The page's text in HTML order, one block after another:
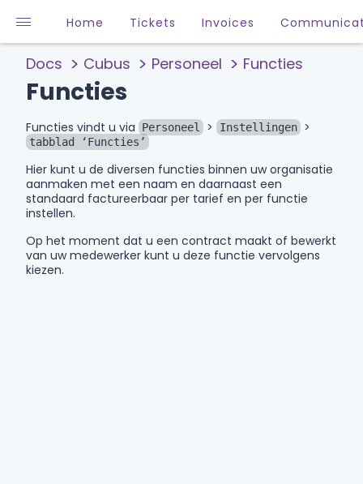
Home Tickets Invoices
Docs Cubus Personeel Functies
Functies
Functies vindt u via Personeel > Instellingen >
tabblad ‘Functies’
Hier kunt u de diversen functies binnen uw organisatie
aanmaken met een naam en daarnaast een
standaard factureerbaar per tarief en per functie
instellen.
Op het moment dat u een contract maakt of bewerkt
van uw medewerker kunt u deze functie vervolgens
kiezen.